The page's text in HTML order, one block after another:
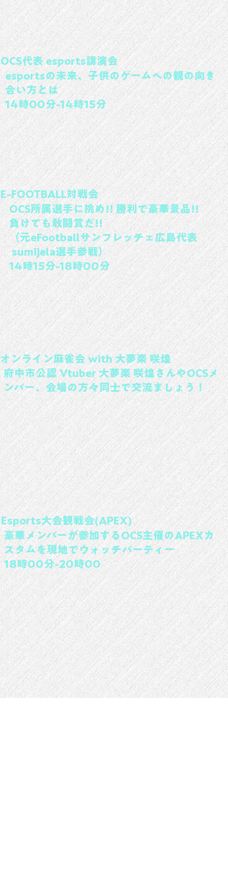
OCS代表 esports講演会
esportsの未来、子供のゲームへの親の向き
合い方とは
14時00分-14時15分
E-FOOTBALL対戦会
OCS所属選手に挑め!! 勝利で豪華景品!!
負けても敢闘賞だ!!
（元eFootballサンフレッチェ広島代表
sumijela選手参戦）
14時15分-18時00分
オンライン麻雀会 with 大夢楽 咲煌
府中市公認 Vtuber 大夢楽 咲煌さんやOCSメ
ンバー、会場の方々同士で交流ましょう！
Esports大会観戦会(APEX)
豪華メンバーが参加するOCS主催のAPEXカ
スタムを現地でウォッチパーティー
18時00分-20時00